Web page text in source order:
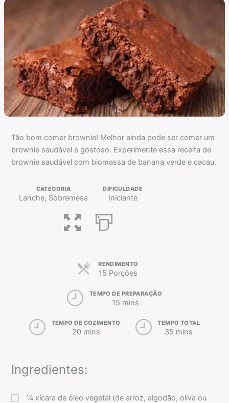
Tão bom comer brownie! Melhor ainda pode ser comer um
brownie saudável e gostoso. Experimente essa receita de
brownie saudável com biomassa de banana verde e cacau.
CATEGORIA
Lanche, Sobremesa
DIFICULDADE
Iniciante
RENDIMENTO
15 Porções
TEMPO DE PREPARAÇÃO
15 mins
TEMPO DE COZIMENTO
20 mins
TEMPO TOTAL
35 mins
Ingredientes:
¼ xícara de óleo vegetal (de arroz, algodão, oliva ou